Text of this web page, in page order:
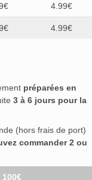
4.99€
4.99€
préparées en
3 à 6 jours pour la
(hors frais de port)
commander 2 ou